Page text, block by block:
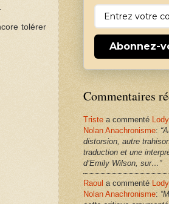
tolérer
Abonnez-
Commentaires
Triste a commenté
Nolan Anachronisme:
distorsion, autre
traduction et une
d’Emily Wilson, sur…”
Raoul a commenté
Nolan Anachronisme: